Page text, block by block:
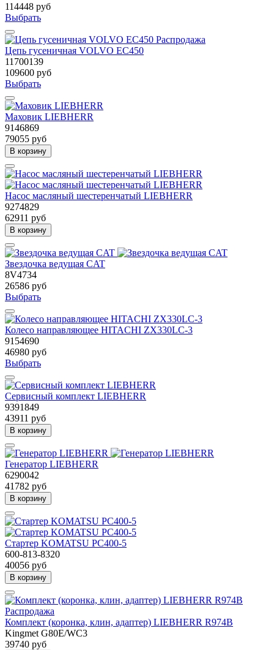
114448 руб
Выбрать
Распродажа
Цепь гусеничная VOLVO EC450
11700139
109600 руб
Выбрать
Маховик LIEBHERR
9146869
79055 руб
В корзину
Насос масляный шестеренчатый LIEBHERR
9274829
62911 руб
В корзину
Звездочка ведущая CAT
8V4734
26586 руб
Выбрать
Колесо направляющее HITACHI ZX330LC-3
9154690
46980 руб
Выбрать
Сервисный комплект LIEBHERR
9391849
43911 руб
В корзину
Генератор LIEBHERR
6290042
41782 руб
В корзину
Стартер KOMATSU PC400-5
600-813-8320
40056 руб
В корзину
Распродажа
Комплект (коронка, клин, адаптер) LIEBHERR R974В
Kingmet G80E/WC3
39740 руб